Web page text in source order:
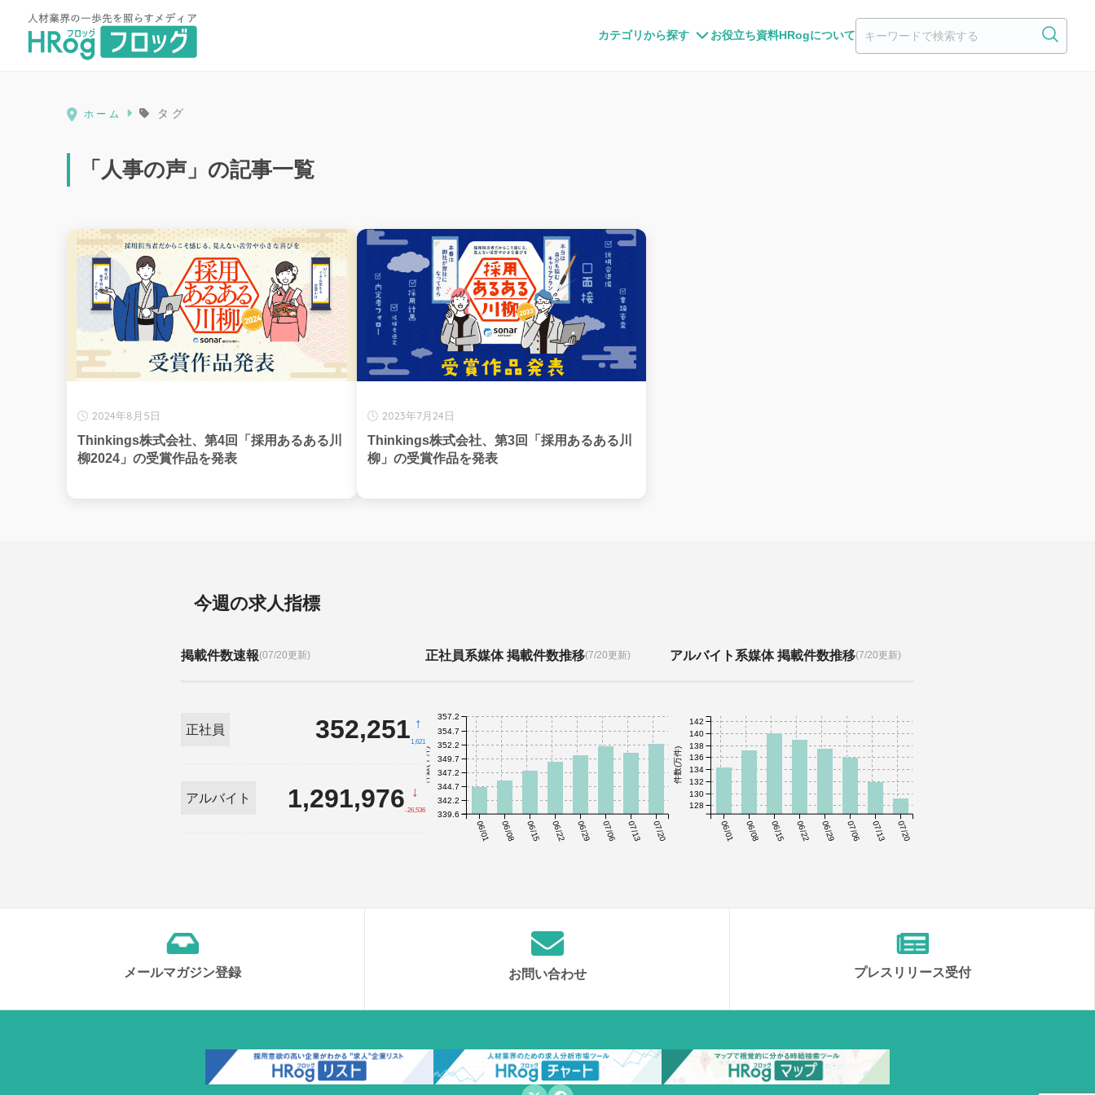
カテゴリから探す お役立ち資料HRogについて
HRog | 人材業界の一歩先を照らすメディア
ホーム タグ
「人事の声」の記事一覧
2024年8月5日
Thinkings株式会社、第4回「採用あるある川
柳2024」の受賞作品を発表
2023年7月24日
Thinkings株式会社、第3回「採用あるある川
柳」の受賞作品を発表
今週の求人指標
掲載件数速報(07/20更新)
正社員 352,251 ↑
1,621
アルバイト 1,291,976 ↓
-26,536
正社員系媒体 掲載件数推移(7/20更新)
06/01 06/08 06/15 06/22 06/29 07/06 07/13 07/20
件数(千件)
339.6
342.2
344.7
347.2
349.7
352.2
354.7
357.2
アルバイト系媒体 掲載件数推移(7/20更新)
06/01 06/08 06/15 06/22 06/29 07/06 07/13 07/20
件数(万件)
128
130
132
134
136
138
140
142
メールマガジン登録 お問い合わせ プレスリリース受付